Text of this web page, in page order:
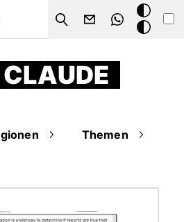
Search
Dark
Mode
Themen